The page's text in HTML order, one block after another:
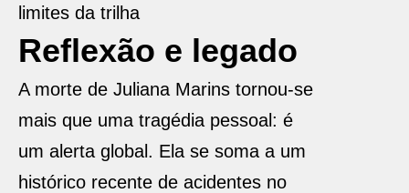
limites da trilha
Reflexão e legado
A morte de Juliana Marins tornou-se
mais que uma tragédia pessoal: é
um alerta global. Ela se soma a um
histórico recente de acidentes no